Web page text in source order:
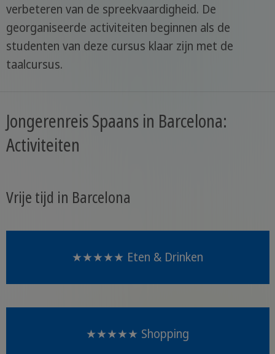
verbeteren van de spreekvaardigheid. De
georganiseerde activiteiten beginnen als de
studenten van deze cursus klaar zijn met de
taalcursus.
Jongerenreis Spaans in Barcelona:
Activiteiten
Vrije tijd in Barcelona
★★★★★ Eten & Drinken
★★★★★ Shopping